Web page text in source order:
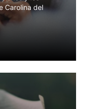
Carolina del